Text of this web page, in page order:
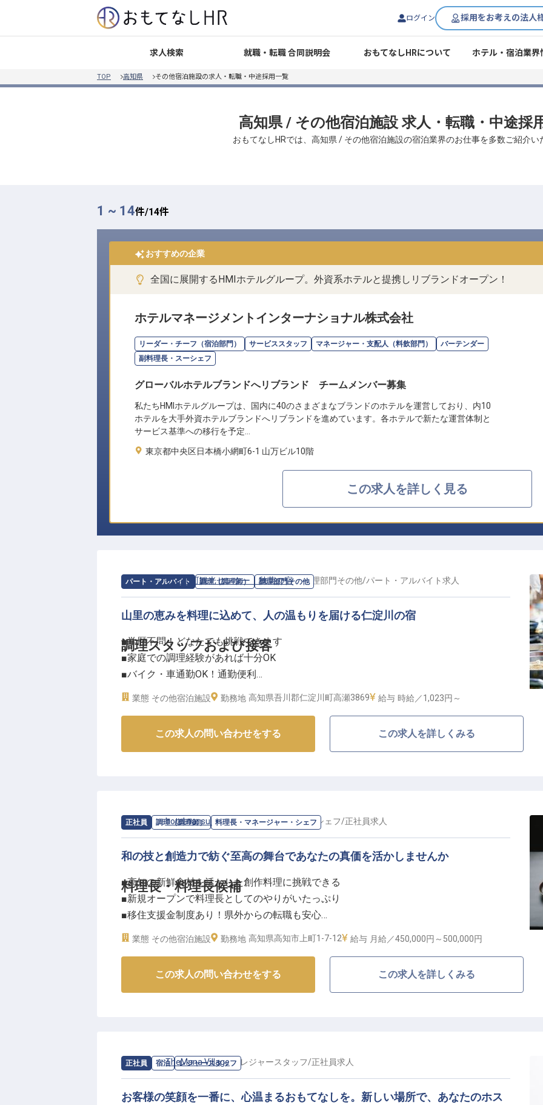
ログイン 採用をお考えの法人
求人検索 就職・転職 合同説明会 おもてなしHRについて ホテル・宿泊業界
TOP 高知県 その他宿泊施設の求人・転職・中途採用一覧
高知県 / その他宿泊施設 求人・転職・中途採
おもてなしHRでは、高知県 / その他宿泊施設の宿泊業界のお仕事を多数ご紹介い
1 ~ 14件/14件
おすすめの企業
全国に展開するHMIホテルグループ。外資系ホテルと提携しリブランドオープン！
ホテルマネージメントインターナショナル株式会社
リーダー・チーフ（宿泊部門） サービススタッフ マネージャー・支配人（料飲部門）
バーテンダー
副料理長・スーシェフ
グローバルホテルブランドへリブランド チームメンバー募集
私たちHMIホテルグループは、国内に40のさまざまなブランドのホテルを運営しており、内10
ホテルを大手外資ホテルブランドへリブランドを進めています。各ホテルで新たな運営体制と
サービス基準への移行を予定…
東京都中央区日本橋小網町6-1 山万ビル10階
この求人を詳しく見る
パート・アルバイト 調理（調理師） 調理部門その他
調理スタッフおよび接客
求人情報：仁淀川町観光センター 秋葉の宿の調理部門その他/パート・アルバイト求人
山里の恵みを料理に込めて、人の温もりを届ける仁淀川の宿
■学歴不問！どなたでも挑戦できます
■家庭での調理経験があれば十分OK
■バイク・車通勤OK！通勤便利
■屋内禁煙で快適な職場環境
高知県の宝石「仁淀ブルー」で知られる仁淀川のほとりに佇む「秋葉の宿」。
当館では、地元の豊かな食材を活かした料理と心のこもったサービスで、お客様に癒しの
心を育んでいただけます。
外出業務はないので、館内でじっくりと業務に取り組めます。
未経験からでも安心して働ける環境づくりに力を入れています。先輩スタッフが丁寧に指
導しますので、焦らず自分のペースで成長できます。
調理と接客、両方の経験を積むことで、旅館業のプロフェッショナルとしてのスキルアッ
プが可能です。バイク・車通勤OKで、地元の方も通いやすい環境。
毎日を過ごしませんか？あなたの「おもてなしの心」をぜひ当館でお待ちしています。
業態 その他宿泊施設 勤務地 高知県吾川郡仁淀川町高瀬3869 給与 時給／1,023円～
この求人の問い合わせをする この求人を詳しくみる
正社員 調理（調理師） 料理長・マネージャー・シェフ
料理長・料理長候補
求人情報：hotel nansui の料理長・マネージャー・シェフ/正社員求人
和の技と創造力で紡ぐ至高の舞台であなたの真価を活かしませんか
■高知の新鮮食材を活かした創作料理に挑戦できる
■新規オープンで料理長としてのやりがいたっぷり
■移住支援金制度あり！県外からの転職も安心
■寮完備で住まい探しの心配なし
高知駅から程近い、2024年新規オープンのホテル「hotel nansui」。土佐の海と山の幸を
存分に活かした創作料理で、お客様に特別な食体験をお届けします。地元生産者との繋が
ーー【あなたの経験を活かし、新たなキャリアステージへ】
料理長候補として、メニュー開発から仕入れ、スタッフ教育まで幅広くお任せします。こ
れまでの経験を活かしながら、新しい挑戦ができる環境です。移住支援制度も充実してお
業態 その他宿泊施設 勤務地 高知県高知市上町1-7-12 給与 月給／450,000円～ 500,000円
この求人の問い合わせをする この求人を詳しくみる
正社員 宿泊 レジャースタッフ
求人情報：TheMana Village の レジャースタッフ/正社員求人
お客様の笑顔を一番に、心温まるおもてなしを。新しい場所で、あなたのホス